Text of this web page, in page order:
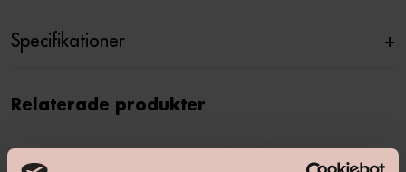
Specifikationer +
Relaterade produkter